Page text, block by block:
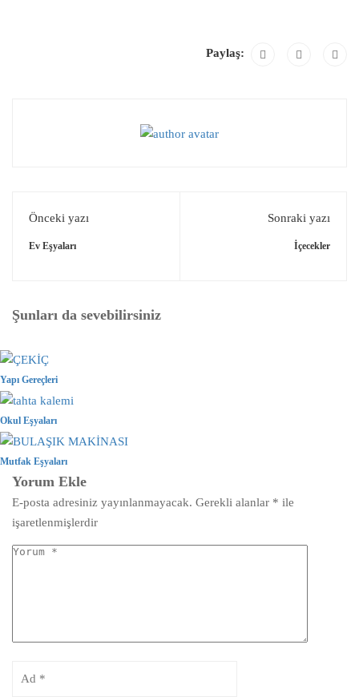
Paylaş:
Önceki yazı
Ev Eşyaları
Sonraki yazı
İçecekler
Şunları da sevebilirsiniz
Yapı Gereçleri
Okul Eşyaları
Mutfak Eşyaları
Yorum Ekle
E-posta adresiniz yayınlanmayacak. Gerekli alanlar * ile
işaretlenmişlerdir